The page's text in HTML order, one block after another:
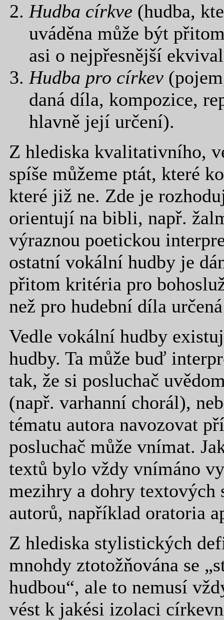
Hudba církve (hudba,
uváděna může být
asi o nejpřesnější
Hudba pro církev
daná díla, kompozice,
hlavně její určení).
Z hlediska kvalitativního,
spíše můžeme ptát, které
které již ne. Zde je
orientují na bibli, např.
výraznou poetickou
ostatní vokální hudby je
přitom kritéria pro
než pro hudební díla
Vedle vokální hudby
hudby. Ta může buď
tak, že si posluchač
(např. varhanní chorál),
tématu autora navozovat
posluchač může vnímat.
textů bylo vždy vnímáno
mezihry a dohry textových
autorů, například oratoria
Z hlediska stylistických
mnohdy ztotožňována se
hudbou“, ale to nemusí
vést k jakési izolaci